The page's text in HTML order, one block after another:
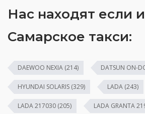
Нас находят если
Самарское такси:
DAEWOO NEXIA (214) DATSUN ON-
HYUNDAI SOLARIS (329) LADA (243)
LADA 217030 (205) LADA GRANTA